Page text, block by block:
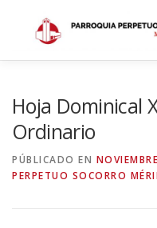
contenido
Hoja Dominical
Ordinario
PÚBLICADO EN
PERPETUO SOCORRO